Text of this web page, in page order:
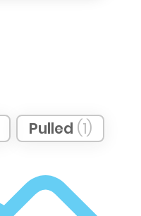
Pulled (1)